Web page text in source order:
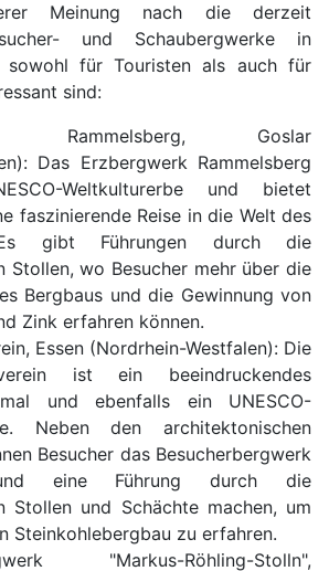
Meinung nach die derzeit
und Schaubergwerke in
sowohl für Touristen als auch für
sind:
Rammelsberg, Goslar
Das Erzbergwerk Rammelsberg
Weltkulturerbe und bietet
faszinierende Reise in die Welt des
gibt Führungen durch die
Stollen, wo Besucher mehr über die
Bergbaus und die Gewinnung von
Zink erfahren können.
Essen (Nordrhein-Westfalen): Die
ist ein beeindruckendes
und ebenfalls ein UNESCO-
Neben den architektonischen
Besucher das Besucherbergwerk
eine Führung durch die
Stollen und Schächte machen, um
Steinkohlebergbau zu erfahren.
"Markus-Röhling-Stolln",